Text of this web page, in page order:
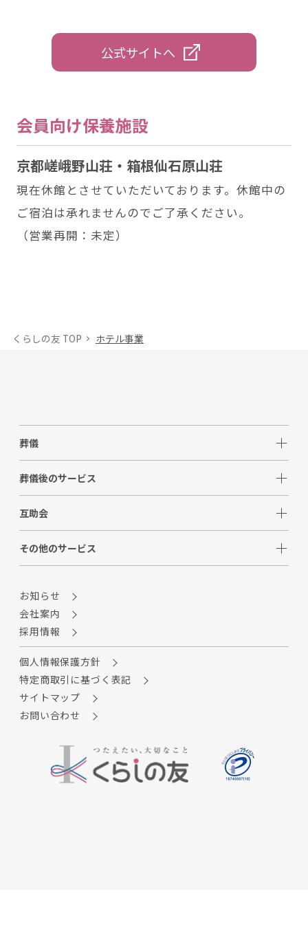
公式サイトへ
会員向け保養施設
京都嵯峨野⼭荘・箱根仙⽯原⼭荘
現在休館とさせていただいております。休館中の
ご宿泊は承れませんのでご了承ください。
（営業再開：未定）
くらしの友 TOP ホテル事業
葬儀
葬儀後のサービス
互助会
その他のサービス
お知らせ
会社案内
採用情報
個人情報保護方針
特定商取引に基づく表記
サイトマップ
お問い合わせ